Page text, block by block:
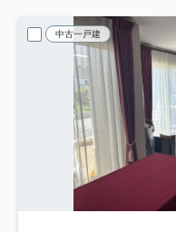
中古一戸建